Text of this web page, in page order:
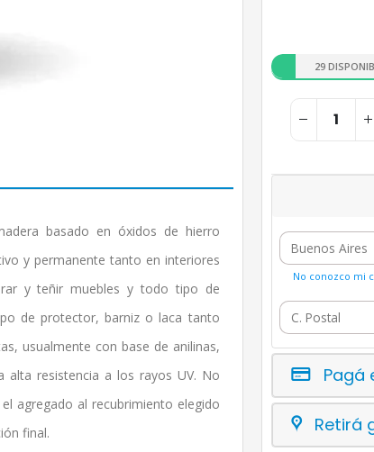
basado en óxidos de hierro
y permanente tanto en interiores
y teñir muebles y todo tipo de
de protector, barniz o laca tanto
usualmente con base de anilinas,
alta resistencia a los rayos UV. No
agregado al recubrimiento elegido
final.
29
No conozco mi
Pagá
Retirá